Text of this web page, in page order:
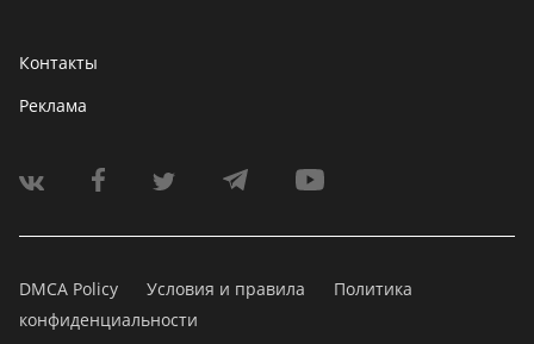
Контакты
Реклама
DMCA Policy Условия и правила
Политика
конфиденциальности